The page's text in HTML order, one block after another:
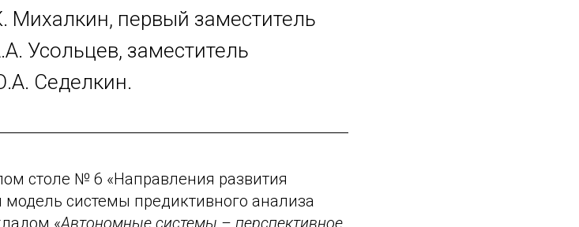
Михалкин, первый заместитель
Усольцев, заместитель
Седелкин.
столе № 6 «Направления развития
системы предиктивного анализа
«Автономные системы – перспективное